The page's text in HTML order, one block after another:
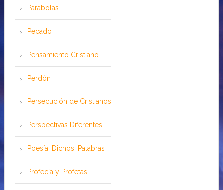
Parábolas
Pecado
Pensamiento Cristiano
Perdón
Persecución de Cristianos
Perspectivas Diferentes
Poesía, Dichos, Palabras
Profecía y Profetas